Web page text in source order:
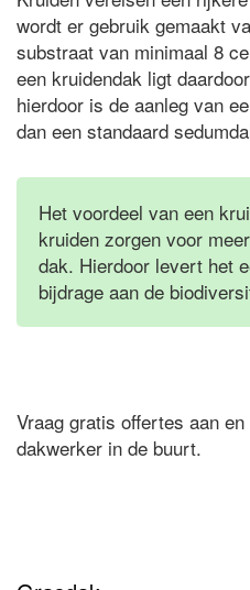
wordt er gebruik gemaakt
substraat van minimaal 8
een kruidendak ligt
hierdoor is de aanleg van
dan een standaard
Het voordeel van een
kruiden zorgen voor
dak. Hierdoor levert het
bijdrage aan de
Vraag gratis offertes aan
dakwerker in de buurt.